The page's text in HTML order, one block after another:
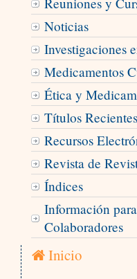
Noticias
Investigaciones
Medicamentos
Ética y
Títulos Recientes
Recursos
Revista de
Índices
Información
Colaboradores
Inicio